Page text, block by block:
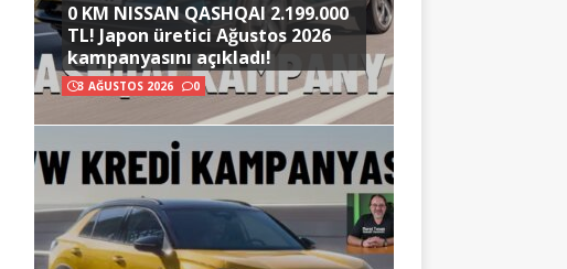
0 KM NISSAN QASHQAI 2.199.000
TL! Japon üretici Ağustos 2026
kampanyasını açıkladı!
3 AĞUSTOS 2026 0